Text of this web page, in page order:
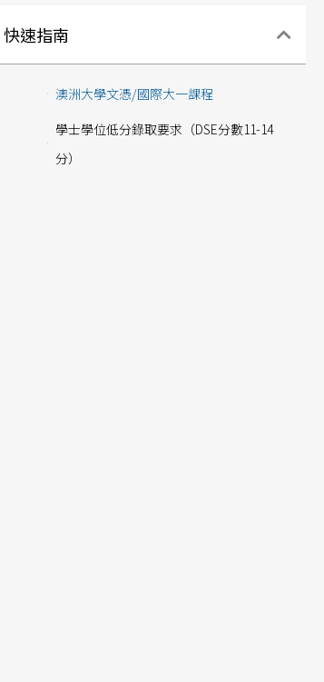
快速指南
澳洲大學文憑/國際大一課程
學士學位低分錄取要求（DSE分數11-14
分）